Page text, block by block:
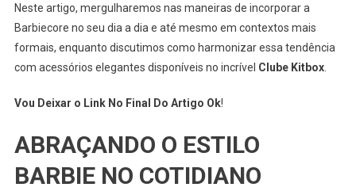
Neste artigo, mergulharemos nas maneiras de incorporar a
Barbiecore no seu dia a dia e até mesmo em contextos mais
formais, enquanto discutimos como harmonizar essa tendência
com acessórios elegantes disponíveis no incrível Clube Kitbox.
Vou Deixar o Link No Final Do Artigo Ok!
ABRAÇANDO O ESTILO
BARBIE NO COTIDIANO